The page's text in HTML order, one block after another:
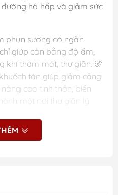
hô hấp và giảm sức
phun sương có ngăn
giúp cân bằng độ ẩm,
khí thơm mát, thư giãn. 🌸
tán giúp giảm căng
cao tinh thần, biến
một nơi thư giãn lý
pháp hoàn hảo cho sức
phẩm phù hợp cho